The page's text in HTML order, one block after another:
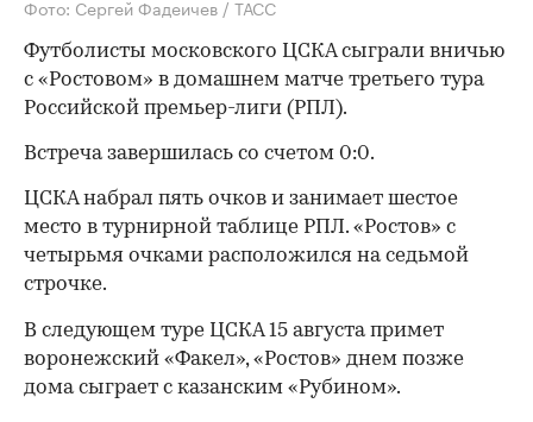
Фото: Сергей Фадеичев / ТАСС
Футболисты московского ЦСКА сыграли вничью
с «Ростовом» в домашнем матче третьего тура
Российской премьер-лиги (РПЛ).
Встреча завершилась со счетом 0:0.
ЦСКА набрал пять очков и занимает шестое
место в турнирной таблице РПЛ. «Ростов» с
четырьмя очками расположился на седьмой
строчке.
В следующем туре ЦСКА 15 августа примет
воронежский «Факел», «Ростов» днем позже
дома сыграет с казанским «Рубином».